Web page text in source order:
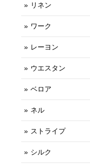
リネン
ワーク
レーヨン
ウエスタン
ベロア
ネル
ストライプ
シルク